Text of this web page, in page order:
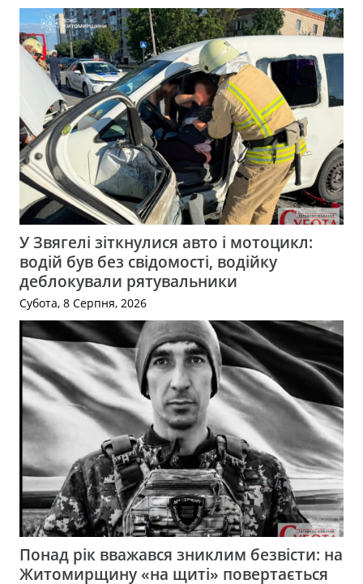
У Звягелі зіткнулися авто і мотоцикл:
водій був без свідомості, водійку
деблокували рятувальники
Субота, 8 Серпня, 2026
Понад рік вважався зниклим безвісти: на
Житомирщину «на щиті» повертається